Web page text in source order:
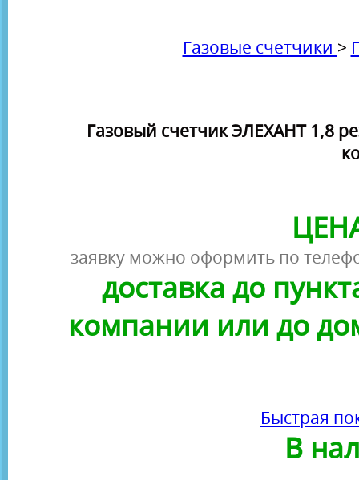
Газовые счетчики >
Газовый счетчик ЭЛЕХАНТ 1,8
заявку можно оформить по
доставка до
компании или до
Быстрая
В